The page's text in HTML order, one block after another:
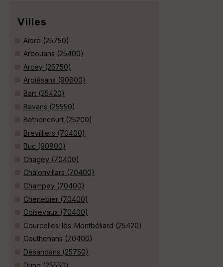
Villes
Aibre (25750)
Arbouans (25400)
Arcey (25750)
Argiésans (90800)
Bart (25420)
Bavans (25550)
Bethoncourt (25200)
Brevilliers (70400)
Buc (90800)
Chagey (70400)
Châlonvillars (70400)
Champey (70400)
Chenebier (70400)
Coisevaux (70400)
Courcelles-lès-Montbéliard (25420)
Couthenans (70400)
Désandans (25750)
Dung (25550)